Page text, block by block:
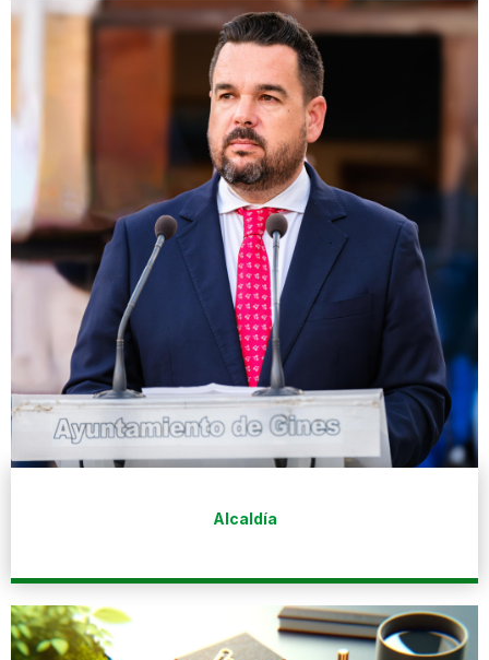
Alcaldía